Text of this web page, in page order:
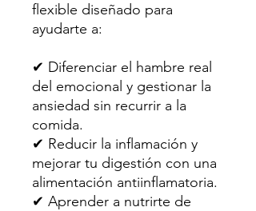
flexible diseñado para
ayudarte a:
✔ Diferenciar el hambre real
del emocional y gestionar la
ansiedad sin recurrir a la
comida.
✔ Reducir la inflamación y
mejorar tu digestión con una
alimentación antiinflamatoria.
✔ Aprender a nutrirte de